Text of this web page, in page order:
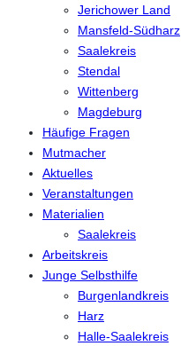
Jerichower Land
Mansfeld-Südharz
Saalekreis
Stendal
Wittenberg
Magdeburg
Häufige Fragen
Mutmacher
Aktuelles
Veranstaltungen
Materialien
Saalekreis
Arbeitskreis
Junge Selbsthilfe
Burgenlandkreis
Harz
Halle-Saalekreis